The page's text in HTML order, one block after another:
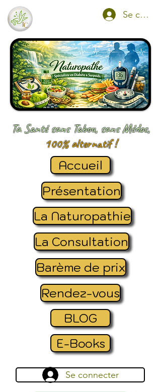
Se
Ta Santé sans Tabou, sans Médoc,
100% alternatif !
Accueil
Présentation
La Naturopathie
La Consultation
Barème de prix
Rendez-vous
BLOG
E-Books
Se connecter